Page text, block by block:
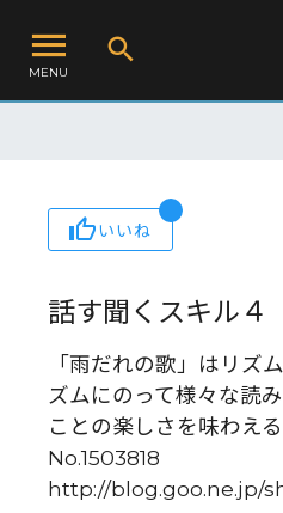
MENU
いいね
話す聞くスキル４
「雨だれの歌」はリズ
ズムにのって様々な読
ことの楽しさを味わえ
No.1503818
http://blog.goo.ne.jp/